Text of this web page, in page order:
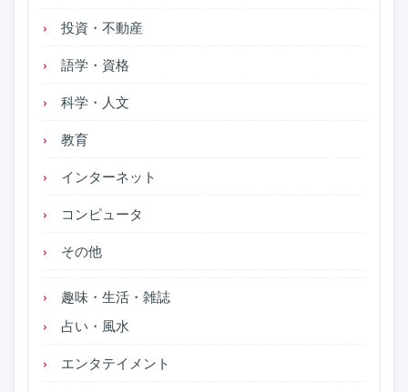
投資・不動産
語学・資格
科学・人文
教育
インターネット
コンピュータ
その他
趣味・生活・雑誌
占い・風水
エンタテイメント